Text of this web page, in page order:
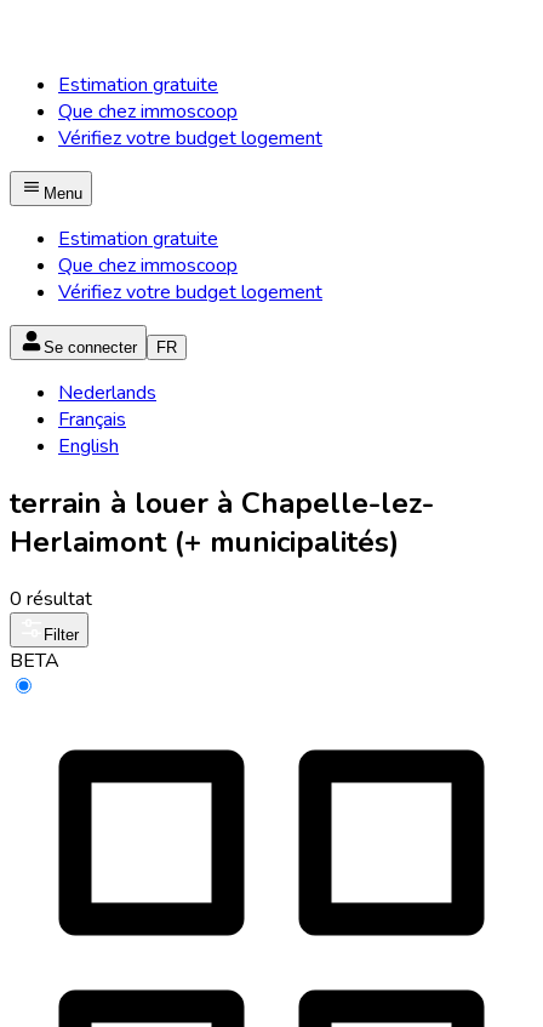
Estimation gratuite
Que chez immoscoop
Vérifiez votre budget logement
Menu
Estimation gratuite
Que chez immoscoop
Vérifiez votre budget logement
Se connecter FR
Nederlands
Français
English
terrain à louer à Chapelle-lez-
Herlaimont (+ municipalités)
0 résultat
Filter
BETA